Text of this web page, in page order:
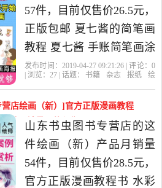
当中性价比很高的儿童文
学，由山东 济南发货。
57件，目前仅售价26.5元，
正版包邮 夏七酱的简笔画
教程 夏七酱 手账简笔画涂
鸦教程书籍 简笔画图案大
漫画教程入门 手帐简笔画
书是2019年山东书虫图书
专营店精选书籍,杂志,报纸
当中性价比很高的绘画
（新），由山东 济南发
发布时间：2019-04-27 09:21:26 | 评论： 0
| 浏览： 27 | 话题： 书籍 杂志 报纸
绘
店绘画（新）]官方正版漫画教程
础月销量54件仅售28.5元
山东书虫图书专营店的这
件绘画（新）产品月销量
54件，目前仅售价28.5元，
官方正版漫画教程书 水彩